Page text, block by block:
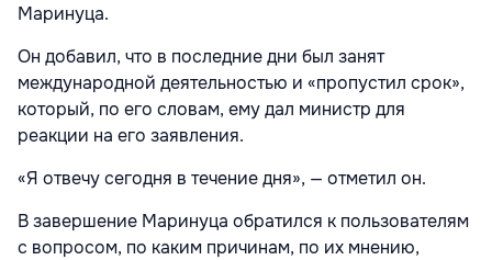
Маринуца.
Он добавил, что в последние дни был занят
международной деятельностью и «пропустил срок»,
который, по его словам, ему дал министр для
реакции на его заявления.
«Я отвечу сегодня в течение дня», — отметил он.
В завершение Маринуца обратился к пользователям
с вопросом, по каким причинам, по их мнению,